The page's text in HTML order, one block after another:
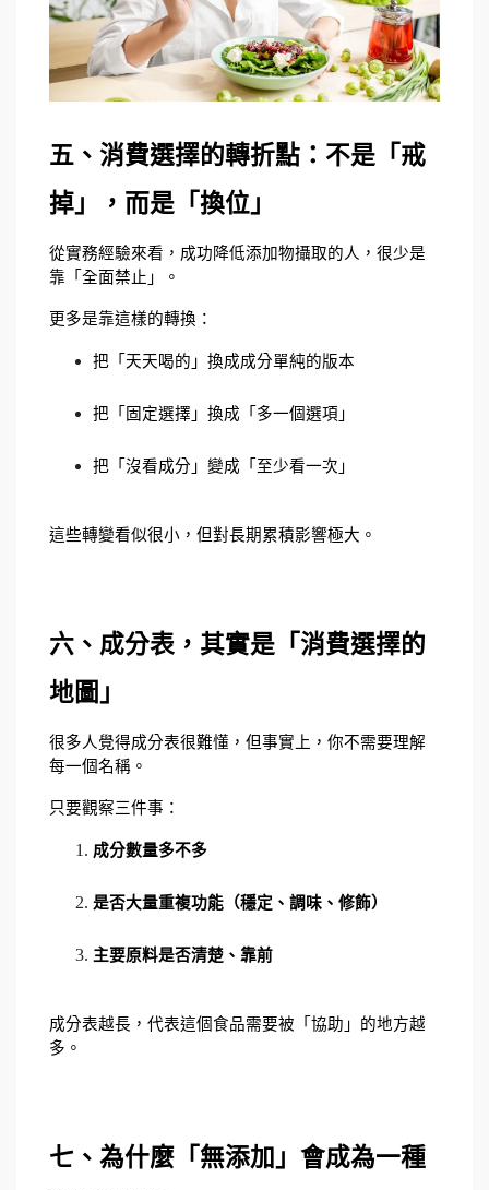
五、消費選擇的轉折點：不是「戒
掉」，而是「換位」
從實務經驗來看，成功降低添加物攝取的人，很少是
靠「全面禁止」。
更多是靠這樣的轉換：
把「天天喝的」換成成分單純的版本
把「固定選擇」換成「多一個選項」
把「沒看成分」變成「至少看一次」
這些轉變看似很小，但對長期累積影響極大。
六、成分表，其實是「消費選擇的
地圖」
很多人覺得成分表很難懂，但事實上，你不需要理解
每一個名稱。
只要觀察三件事：
成分數量多不多
是否大量重複功能（穩定、調味、修飾）
主要原料是否清楚、靠前
成分表越長，代表這個食品需要被「協助」的地方越
多。
七、為什麼「無添加」會成為一種